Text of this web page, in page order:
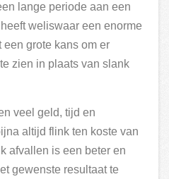
lange periode aan een
weliswaar een enorme
grote kans om er
zien in plaats van slank
veel geld, tijd en
altijd flink ten koste van
afvallen is een beter en
gewenste resultaat te